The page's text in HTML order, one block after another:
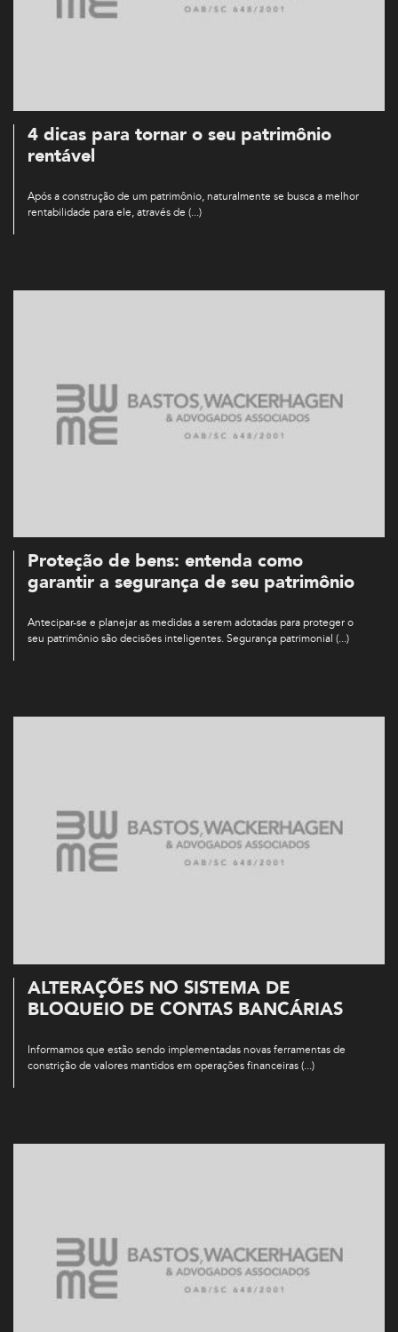
4 dicas para tornar o seu patrimônio
rentável
Após a construção de um patrimônio, naturalmente se busca a melhor
rentabilidade para ele, através de (...)
Proteção de bens: entenda como
garantir a segurança de seu patrimônio
Antecipar-se e planejar as medidas a serem adotadas para proteger o
seu patrimônio são decisões inteligentes. Segurança patrimonial (...)
ALTERAÇÕES NO SISTEMA DE
BLOQUEIO DE CONTAS BANCÁRIAS
Informamos que estão sendo implementadas novas ferramentas de
constrição de valores mantidos em operações financeiras (...)